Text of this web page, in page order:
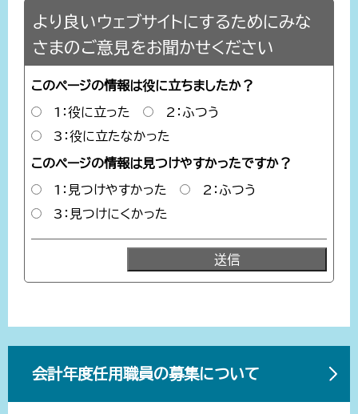
より良いウェブサイトにするためにみな
さまのご意見をお聞かせください
このページの情報は役に立ちましたか？
1：役に立った
2：ふつう
3：役に立たなかった
このページの情報は見つけやすかったですか？
1：見つけやすかった
2：ふつう
3：見つけにくかった
会計年度任用職員の募集について